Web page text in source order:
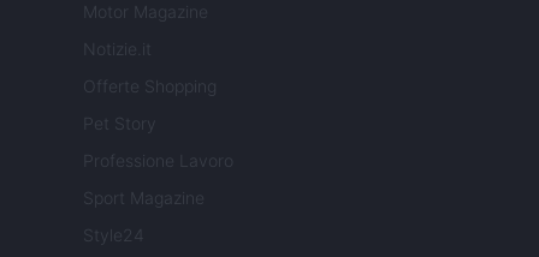
Motor Magazine
Notizie.it
Offerte Shopping
Pet Story
Professione Lavoro
Sport Magazine
Style24